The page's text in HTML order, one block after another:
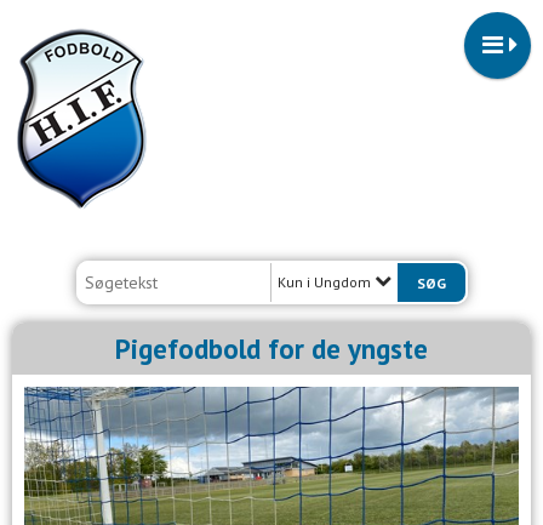
Kun i Ungdom
Pigefodbold for de yngste